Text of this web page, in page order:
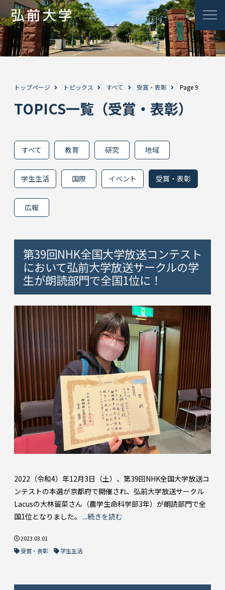
トップページ トピックス すべて 受賞・表彰 Page 9
TOPICS一覧（受賞・表彰）
すべて 教育 研究 地域
学生生活 国際 イベント 受賞・表彰
広報
第39回NHK全国大学放送コンテスト
において弘前大学放送サークルの学
生が朗読部門で全国1位に！
2022（令和4）年12月3日（土）、第39回NHK全国大学放送コ
ンテストの本選が京都府で開催され、弘前大学放送サークル
Lacusの大林留菜さん（農学生命科学部3年）が朗読部門で全
国1位となりました。 ...続きを読む
2023.03.01
受賞・表彰
学生生活